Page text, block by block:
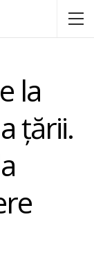
la
ţării.